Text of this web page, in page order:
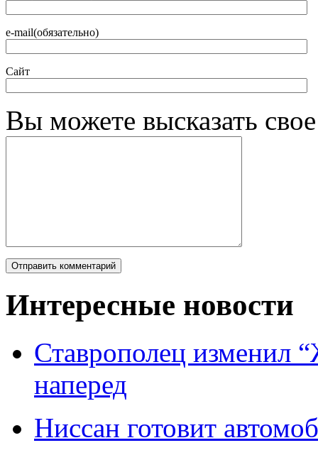
e-mail(обязательно)
Сайт
Вы можете высказать
Интересные новости
Ставрополец изменил
наперед
Ниссан готовит